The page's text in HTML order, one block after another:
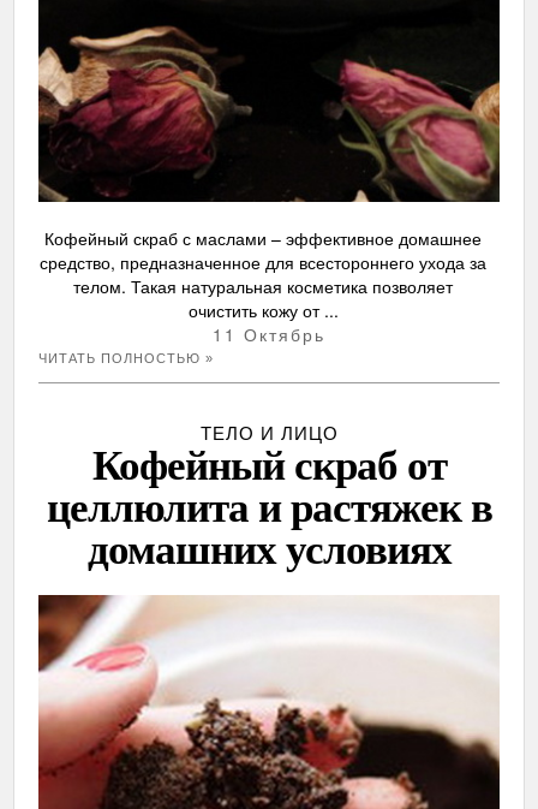
Кофейный скраб с маслами – эффективное домашнее
средство, предназначенное для всестороннего ухода за
телом. Такая натуральная косметика позволяет
очистить кожу от ...
11 Октябрь
ЧИТАТЬ ПОЛНОСТЬЮ »
ТЕЛО И ЛИЦО
Кофейный скраб от
целлюлита и растяжек в
домашних условиях